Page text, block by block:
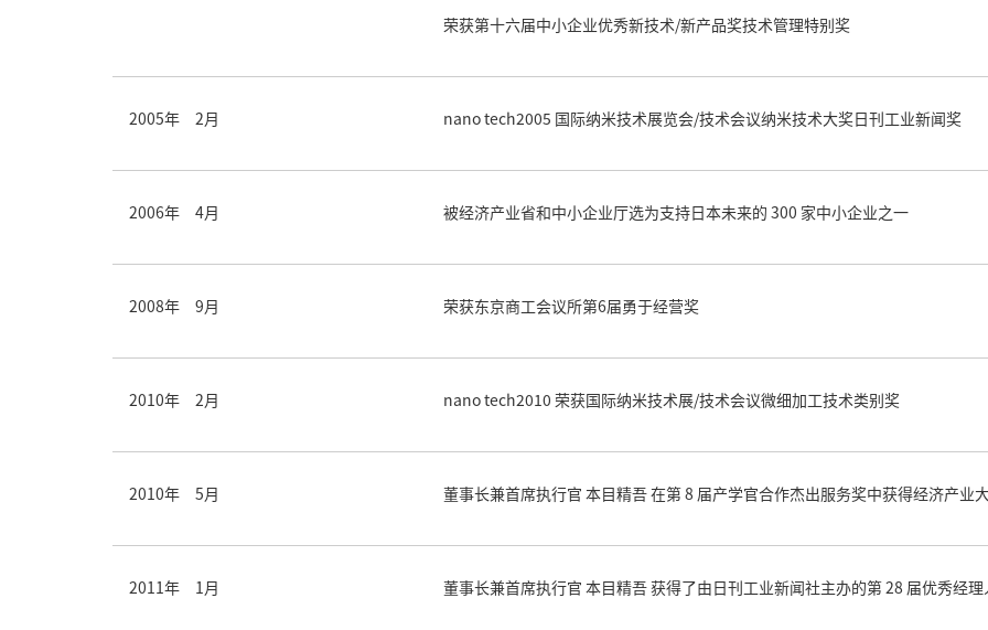
荣获第十六届中小企业优秀新技术/新产品奖技术管理特别奖
2005年 2月 nano tech2005 国际纳米技术展览会/技术会议纳米技术大奖日刊工业新闻奖
2006年 4月 被经济产业省和中小企业厅选为支持日本未来的 300 家中小企业之一
2008年 9月 荣获东京商工会议所第6届勇于经营奖
2010年 2月 nano tech2010 荣获国际纳米技术展/技术会议微细加工技术类别奖
2010年 5月 董事长兼首席执行官 本目精吾 在第 8 届产学官合作杰出服务奖中获得经济产业
2011年 1月 董事长兼首席执行官 本目精吾 获得了由日刊工业新闻社主办的第 28 届优秀经理